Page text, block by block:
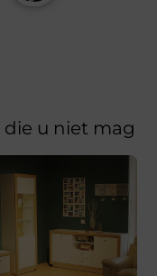
die u niet mag